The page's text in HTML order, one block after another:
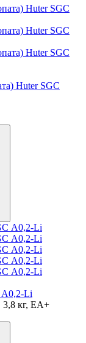
Huter SGC
А0,2-Li
3,8 кг, ЕА+